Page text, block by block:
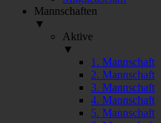
Mannschaften
▼
Aktive
▼
1. Mannschaft
2. Mannschaft
3. Mannschaft
4. Mannschaft
5. Mannschaft